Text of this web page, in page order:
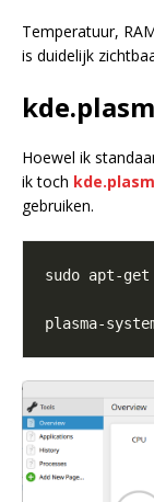
Temperatuur,
is duidelijk
Hoewel ik
ik toch
gebruiken.